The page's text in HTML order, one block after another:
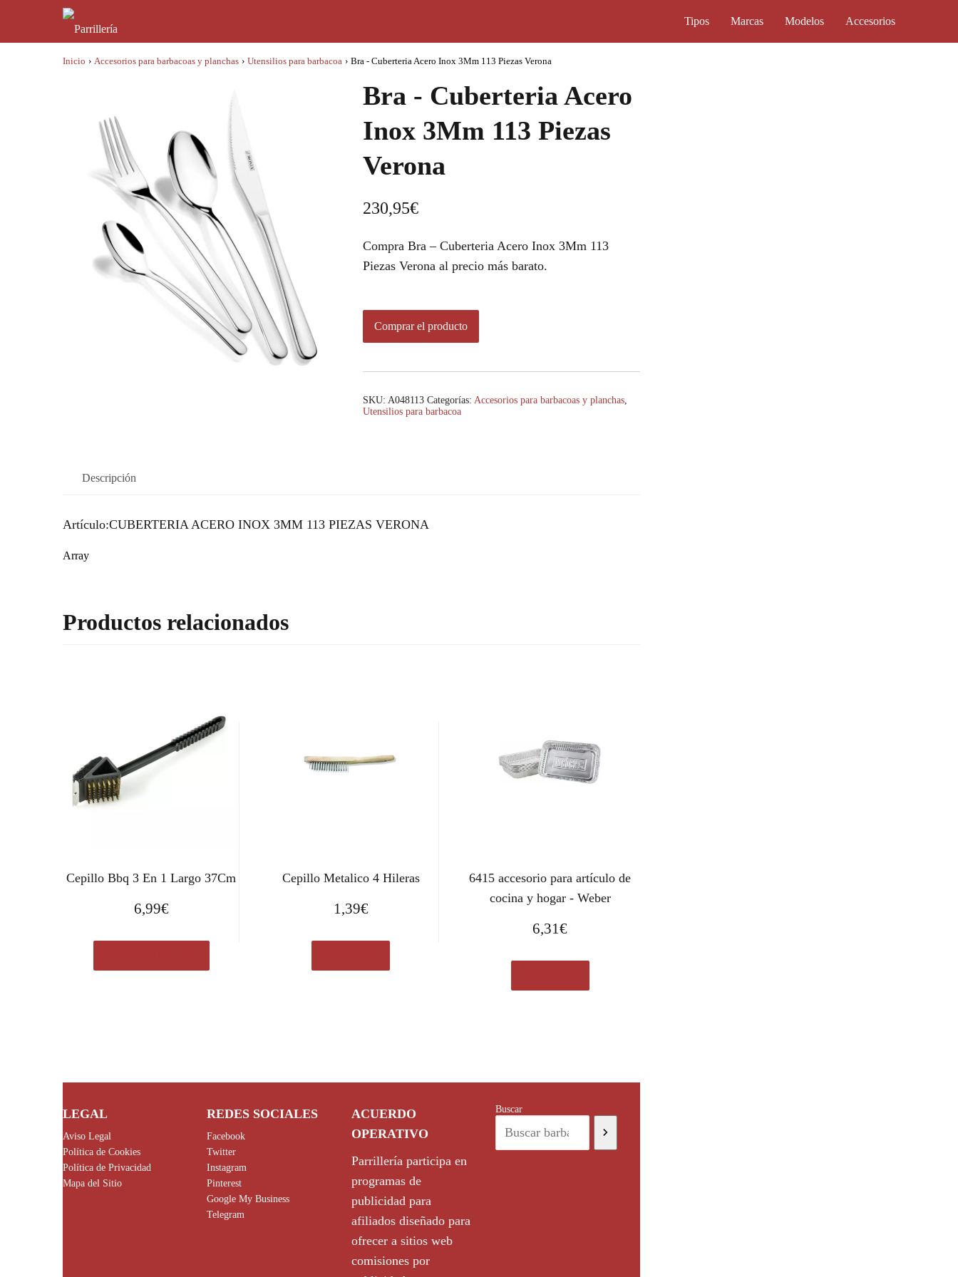
Tipos Marcas Modelos Accesorios
Inicio › Accesorios para barbacoas y planchas › Utensilios para barbacoa › Bra - Cuberteria Acero Inox 3Mm 113 Piezas Verona
Bra - Cuberteria Acero
Inox 3Mm 113 Piezas
Verona
230,95€
Compra Bra – Cuberteria Acero Inox 3Mm 113
Piezas Verona al precio más barato.
Comprar el producto
SKU: A048113 Categorías: Accesorios para barbacoas y planchas,
Utensilios para barbacoa
Descripción
Artículo:CUBERTERIA ACERO INOX 3MM 113 PIEZAS VERONA
Array
Productos relacionados
Cepillo Bbq 3 En 1 Largo 37Cm
6,99€
Cepillo Metalico 4 Hileras
1,39€
6415 accesorio para artículo de
cocina y hogar - Weber
6,31€
LEGAL
Aviso Legal
Política de Cookies
Política de Privacidad
Mapa del Sitio
REDES SOCIALES
Facebook
Twitter
Instagram
Pinterest
Google My Business
Telegram
ACUERDO
OPERATIVO
Parrillería participa en
programas de
publicidad para
afiliados diseñado para
ofrecer a sitios web
comisiones por
Buscar